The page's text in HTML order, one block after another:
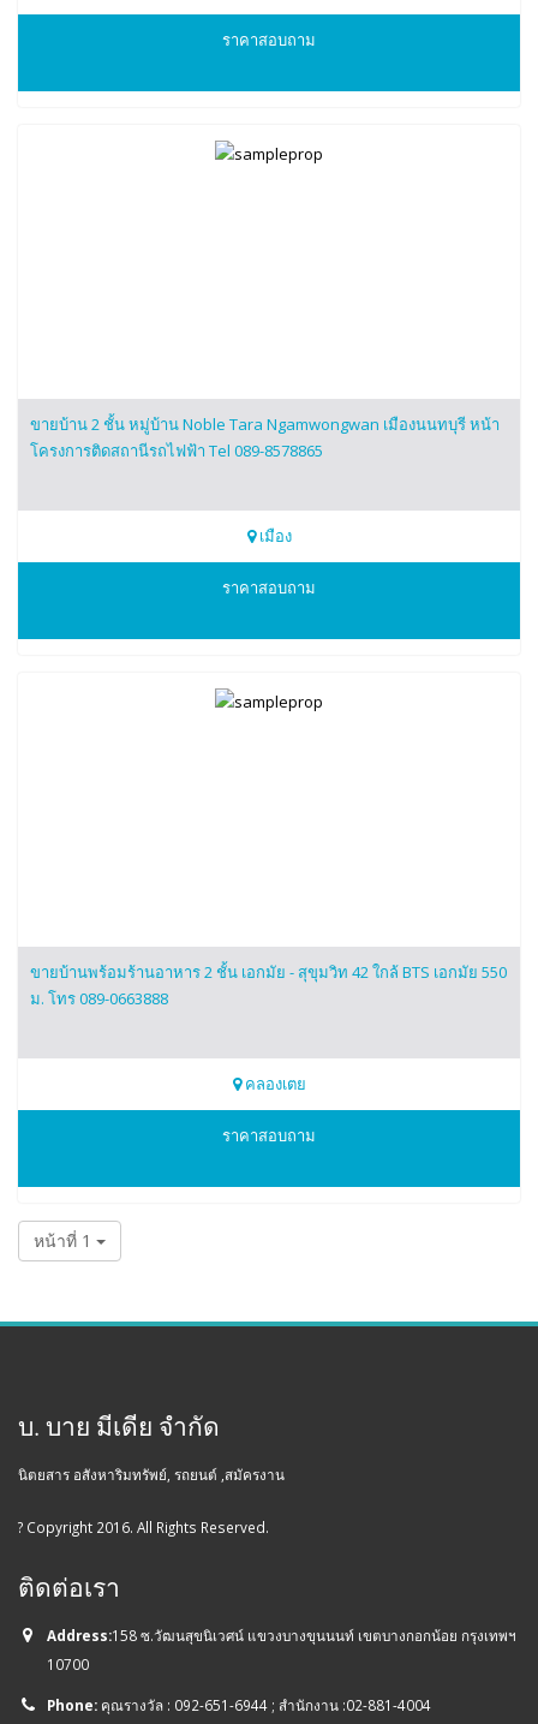
0816172600
ราคาสอบถาม
0898578865
ขายบ้าน 2 ชั้น หมู่บ้าน Noble Tara Ngamwongwan เมืองนนทบุรี หน้า
โครงการติดสถานีรถไฟฟ้า Tel 089-8578865
เมือง
ราคาสอบถาม
0890663888
ขายบ้านพร้อมร้านอาหาร 2 ชั้น เอกมัย - สุขุมวิท 42 ใกล้ BTS เอกมัย 550
ม. โทร 089-0663888
คลองเตย
ราคาสอบถาม
หน้าที่ 1
บ. บาย มีเดีย จำกัด
นิตยสาร อสังหาริมทรัพย์, รถยนต์ ,สมัครงาน
? Copyright 2016. All Rights Reserved.
ติดต่อเรา
Address:158 ซ.วัฒนสุขนิเวศน์ แขวงบางขุนนนท์ เขตบางกอกน้อย กรุงเทพฯ
10700
Phone: คุณรางวัล : 092-651-6944 ; สำนักงาน :02-881-4004